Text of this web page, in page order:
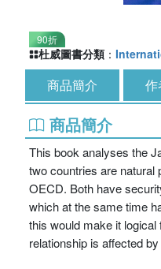
90折
杜威圖書分類 ：
商品簡介 作
商品簡介
This book analyses the
two countries are
OECD. Both have
which at the same time
this would make it
relationship is affected